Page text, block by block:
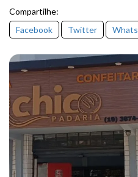
Compartilhe:
Facebook
Twitter